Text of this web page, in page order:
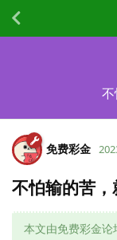
免费彩金
不怕输的苦，
本文由免费彩金